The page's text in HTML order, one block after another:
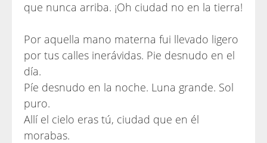
que nunca arriba. ¡Oh ciudad no en la tierra!
Por aquella mano materna fui llevado ligero
por tus calles inerávidas. Pie desnudo en el
día.
Píe desnudo en la noche. Luna grande. Sol
puro.
Allí el cielo eras tú, ciudad que en él
morabas.